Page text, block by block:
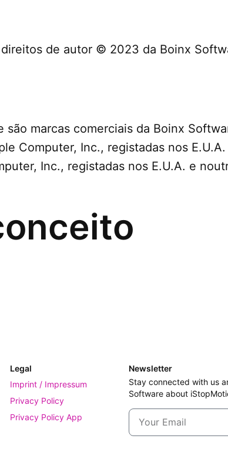
de autor © 2023 da Boinx
marcas comerciais da Boinx
Computer, Inc., registadas nos
Inc., registadas nos E.U.A. e
Legal
Imprint / Impressum
Privacy Policy
Privacy Policy App
Newsletter
Stay connected with us
Software about